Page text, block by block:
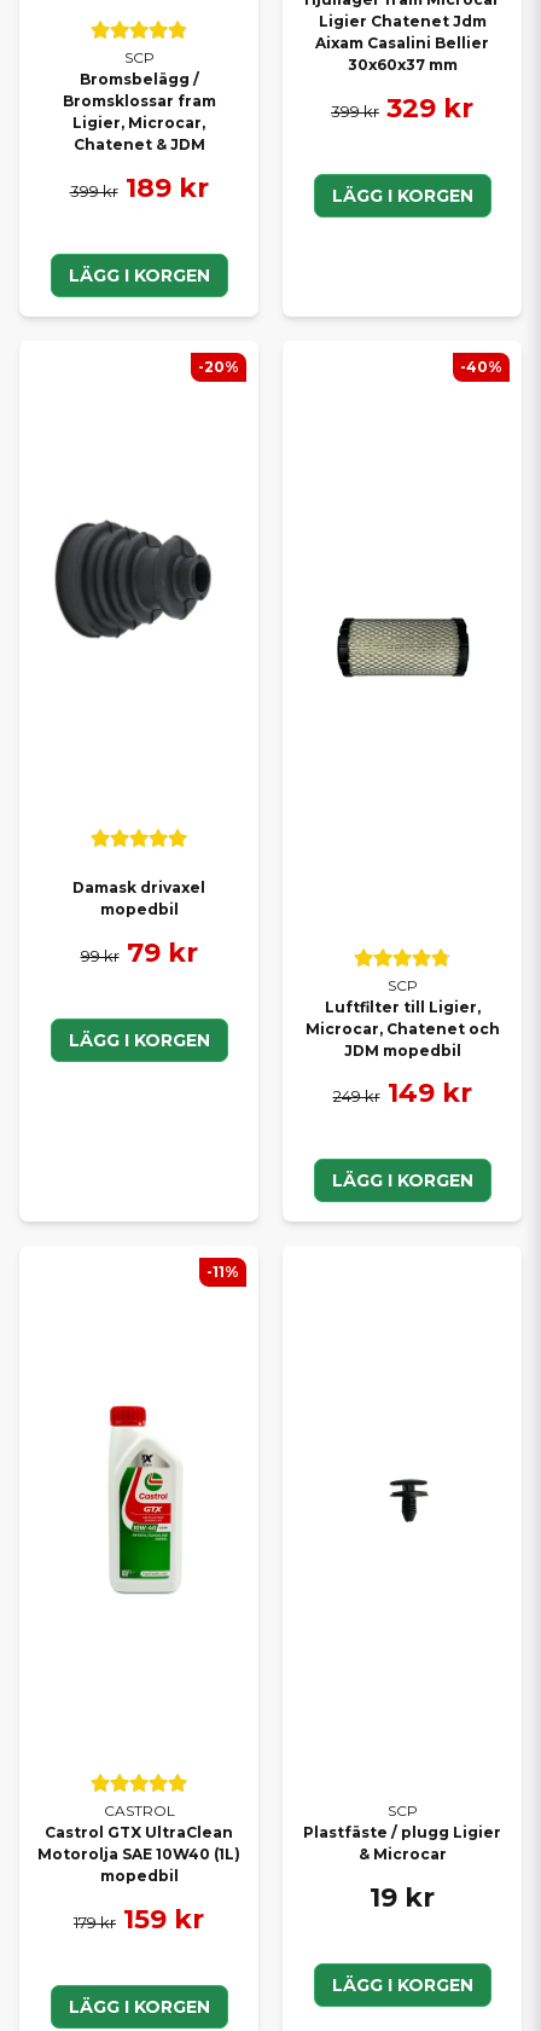
SCP
Bromsbelägg /
Bromsklossar fram
Ligier, Microcar,
Chatenet & JDM
399 kr 189 kr
LÄGG I KORGEN
Ligier Chatenet Jdm
Aixam Casalini Bellier
30x60x37 mm
399 kr 329 kr
LÄGG I KORGEN
Damask drivaxel
mopedbil
99 kr 79 kr
LÄGG I KORGEN
-20%
SCP
Luftfilter till Ligier,
Microcar, Chatenet och
JDM mopedbil
249 kr 149 kr
LÄGG I KORGEN
-40%
CASTROL
Castrol GTX UltraClean
Motorolja SAE 10W40 (1L)
mopedbil
179 kr 159 kr
LÄGG I KORGEN
-11%
SCP
Plastfäste / plugg Ligier
& Microcar
19 kr
LÄGG I KORGEN